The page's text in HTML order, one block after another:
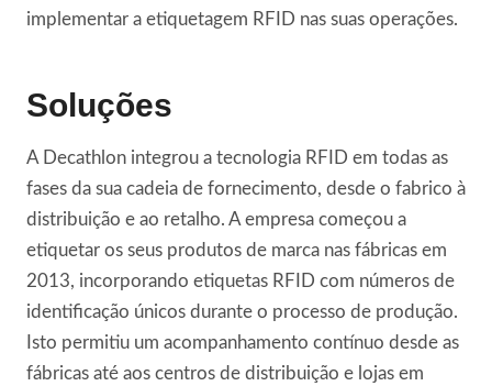
implementar a etiquetagem RFID nas suas operações.
Soluções
A Decathlon integrou a tecnologia RFID em todas as
fases da sua cadeia de fornecimento, desde o fabrico à
distribuição e ao retalho. A empresa começou a
etiquetar os seus produtos de marca nas fábricas em
2013, incorporando etiquetas RFID com números de
identificação únicos durante o processo de produção.
Isto permitiu um acompanhamento contínuo desde as
fábricas até aos centros de distribuição e lojas em